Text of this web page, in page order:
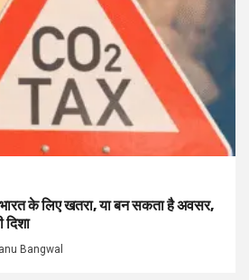
भारत के लिए खतरा, या बन सकता है अवसर,
दिशा
Bangwal